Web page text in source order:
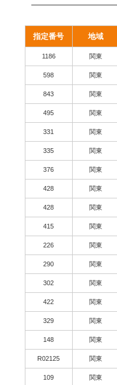
指定番号 地域
1186 関東
598 関東
843 関東
495 関東
331 関東
335 関東
376 関東
428 関東
428 関東
415 関東
226 関東
290 関東
302 関東
422 関東
329 関東
148 関東
R02125 関東
109 関東